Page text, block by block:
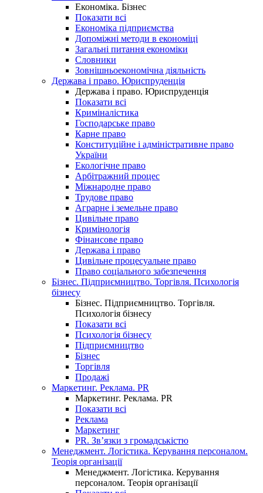
Економіка. Бізнес
Показати всі
Економіка підприємства
Допоміжні методи в економіці
Загальні питання економіки
Словники
Зовнішньоекономічна діяльність
Держава і право. Юриспруденція
Держава і право. Юриспруденція
Показати всі
Криміналістика
Господарське право
Карне право
Конституційне і адміністративне право
України
Екологічне право
Арбітражний процес
Міжнародне право
Трудове право
Аграрне і земельне право
Цивільне право
Кримінологія
Фінансове право
Держава і право
Цивільне процесуальне право
Право соціального забезпечення
Бізнес. Підприємництво. Торгівля. Психологія
бізнесу
Бізнес. Підприємництво. Торгівля.
Психологія бізнесу
Показати всі
Психологія бізнесу
Підприємництво
Бізнес
Торгівля
Продажі
Маркетинг. Реклама. PR
Маркетинг. Реклама. PR
Показати всі
Реклама
Маркетинг
PR. Зв’язки з громадськістю
Менеджмент. Логістика. Керування персоналом.
Теорія організації
Менеджмент. Логістика. Керування
персоналом. Теорія організації